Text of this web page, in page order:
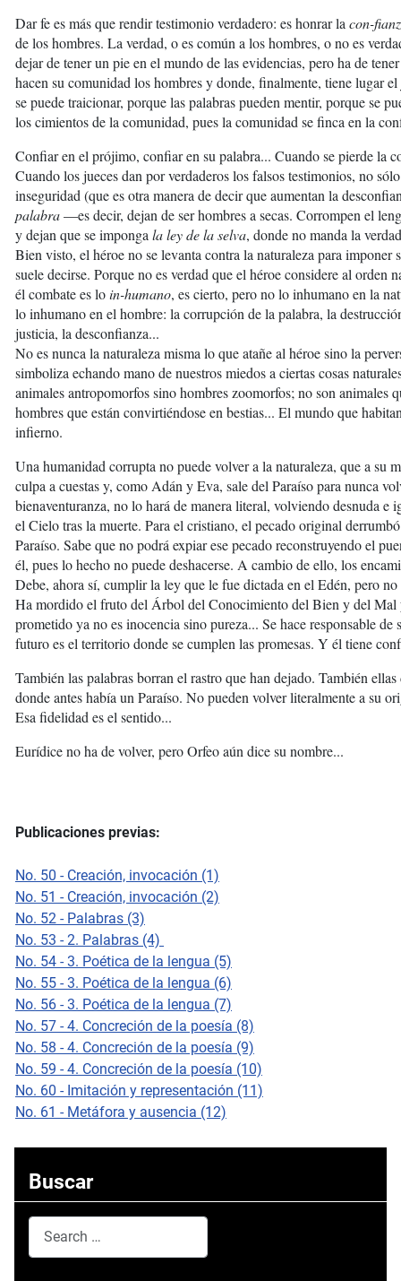
Dar fe es más que rendir testimonio verdadero: es honrar lacon-
de los hombres. La verdad, o es común a los hombres, o no es
dejar de tener un pie en el mundo de las evidencias, pero ha de
hacen su comunidad los hombres y donde, finalmente, tiene lugar
se puede traicionar, porque las palabras pueden mentir, porque se
los cimientos de la comunidad, pues la comunidad se finca en la
Confiar en el prójimo, confiar en su palabra... Cuando se pierde la
Cuando los jueces dan por verdaderos los falsos testimonios, no
inseguridad (que es otra manera de decir que aumentan la
palabra—es decir, dejan de ser hombres a secas. Corrompen el
y dejan que se impongala ley de la selva, donde no manda la
Bien visto, el héroe no se levanta contra la naturaleza para
suele decirse. Porque no es verdad que el héroe considere al orden
él combate es loin-humano, es cierto, pero no lo inhumano en la
lo inhumano en el hombre: la corrupción de la palabra, la
justicia, la desconfianza...
No es nunca la naturaleza misma lo que atañe al héroe sino la
simboliza echando mano de nuestros miedos a ciertas cosas
animales antropomorfos sino hombres zoomorfos; no son animales
hombres que están convirtiéndose en bestias... El mundo que
infierno.
Una humanidad corrupta no puede volver a la naturaleza, que a su
culpa a cuestas y, como Adán y Eva, sale del Paraíso para nunca
bienaventuranza, no lo hará de manera literal, volviendo desnuda e
el Cielo tras la muerte. Para el cristiano, el pecado original
Paraíso. Sabe que no podrá expiar ese pecado reconstruyendo el
él, pues lo hecho no puede deshacerse. A cambio de ello, los
Debe, ahora sí, cumplir la ley que le fue dictada en el Edén, pero
Ha mordido el fruto del Árbol del Conocimiento del Bien y del Mal
prometido ya no es inocencia sino pureza... Se hace responsable
futuro es el territorio donde se cumplen las promesas. Y él tiene
También las palabras borran el rastro que han dejado. También
donde antes había un Paraíso. No pueden volver literalmente a su
Esa fidelidad es el sentido...
Eurídice no ha de volver, pero Orfeo aún dice su nombre...
Publicaciones previas:
No. 50 - Creación, invocación (1)
No. 51 - Creación, invocación (2)
No. 52 - Palabras (3)
No. 53 - 2. Palabras (4)
No. 54 - 3. Poética de la lengua (5)
No. 55 - 3. Poética de la lengua (6)
No. 56 - 3. Poética de la lengua (7)
No. 57 - 4. Concreción de la poesía (8)
No. 58 - 4. Concreción de la poesía (9)
No. 59 - 4. Concreción de la poesía (10)
No. 60 - Imitación y representación (11)
No. 61 - Metáfora y ausencia (12)
Buscar